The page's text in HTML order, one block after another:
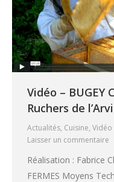
Vidéo – BUGEY
Ruchers de
Actualités, Cuisine, Vidéo
Laisser un commentaire
Réalisation : Fabrice
FERMES Moyens